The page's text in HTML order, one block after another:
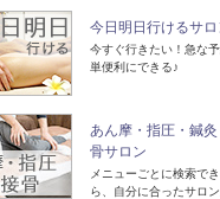
今日明日行けるサロ
今すぐ行きたい！急な
単便利にできる♪
あん摩・指圧・鍼
骨サロン
メニューごとに検索で
ら、自分に合ったサロ